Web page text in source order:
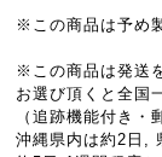
※この商品は予め
※この商品は発送
お選び頂くと全国
（追跡機能付き・
沖縄県内は約2日,